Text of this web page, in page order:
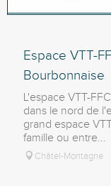
PERMET
EST ACCESSIBLE/
Espace VTT-
Bourbonnaise
L'espace VTT-
dans le nord de
grand espace
famille ou entre...
Châtel-Montagne